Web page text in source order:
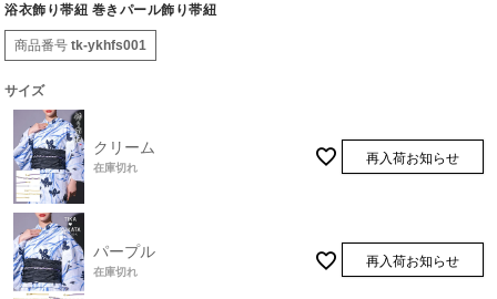
浴衣飾り帯紐 巻きパール飾り帯紐
商品番号 tk-ykhfs001
サイズ
クリーム
在庫切れ
再入荷お知らせ
パープル
在庫切れ
再入荷お知らせ